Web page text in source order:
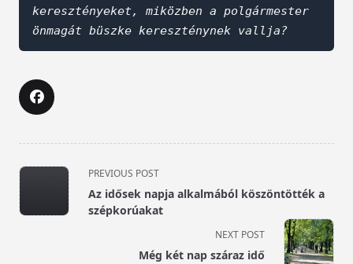
keresztényeket, miközben a polgármester
önmagát büszke kereszténynek vallja?
<span
class="nav-
subtitle
PREVIOUS POST
Az idősek napja alkalmából köszöntötték a
szépkorúakat
NEXT POST
Még két nap száraz idő